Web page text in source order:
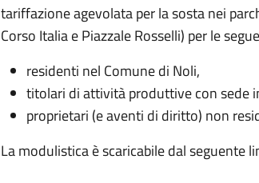
tariffazione agevolata per la sosta nei
Corso Italia e Piazzale Rosselli) per le
residenti nel Comune di Noli,
titolari di attività produttive con sede
proprietari (e aventi di diritto) non
La modulistica è scaricabile dal seguente